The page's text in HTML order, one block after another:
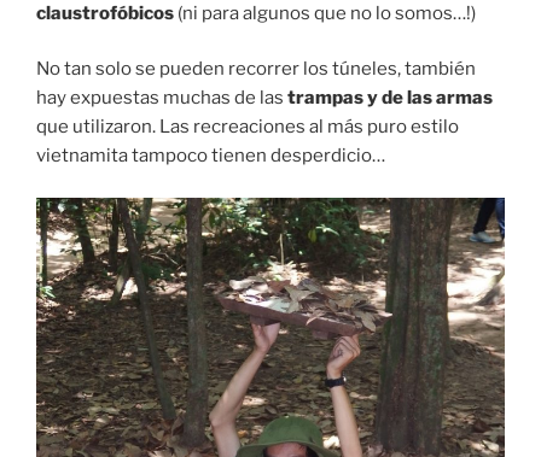
claustrofóbicos (ni para algunos que no lo somos…!)
No tan solo se pueden recorrer los túneles, también
hay expuestas muchas de las trampas y de las armas
que utilizaron. Las recreaciones al más puro estilo
vietnamita tampoco tienen desperdicio…